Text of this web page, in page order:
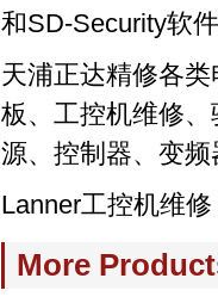
和SD-Security软
天浦正达精修各
板、工控机维修
源、控制器、变
Lanner工控机维
More